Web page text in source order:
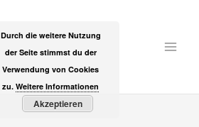
Durch die weitere Nutzung
der Seite stimmst du der
Verwendung von Cookies
zu. Weitere Informationen
Akzeptieren